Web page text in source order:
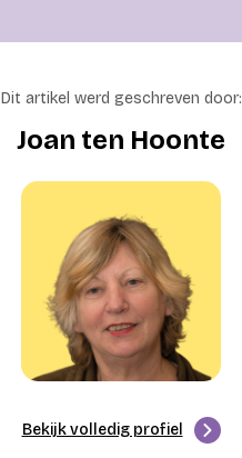
Dit artikel werd geschreven door:
Joan ten Hoonte
Bekijk volledig profiel